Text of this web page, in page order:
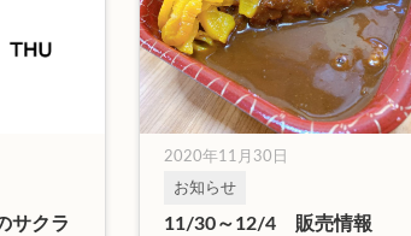
サクラ
2020年11月30日
お知らせ
11/30～12/4 販売情報